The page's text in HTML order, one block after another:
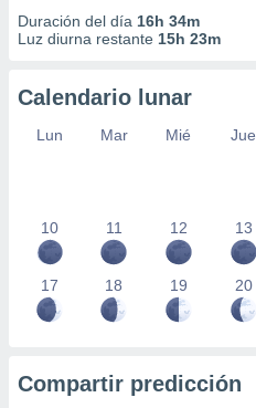
Duración del día 16h 34m
Luz diurna restante 15h 23m
Calendario lunar
Lun Mar Mié Jue
10 11 12 13
17 18 19 20
Compartir predicción